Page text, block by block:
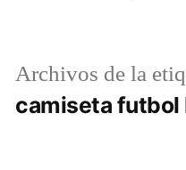
Archivos de la
camiseta futbol